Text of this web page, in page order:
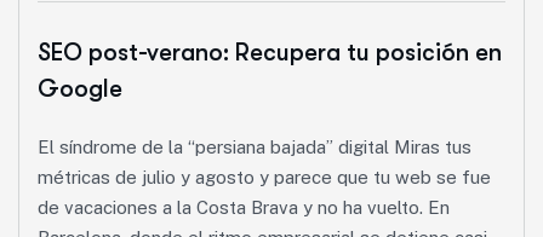
SEO post-verano: Recupera tu posición en
Google
El síndrome de la “persiana bajada” digital Miras tus
métricas de julio y agosto y parece que tu web se fue
de vacaciones a la Costa Brava y no ha vuelto. En